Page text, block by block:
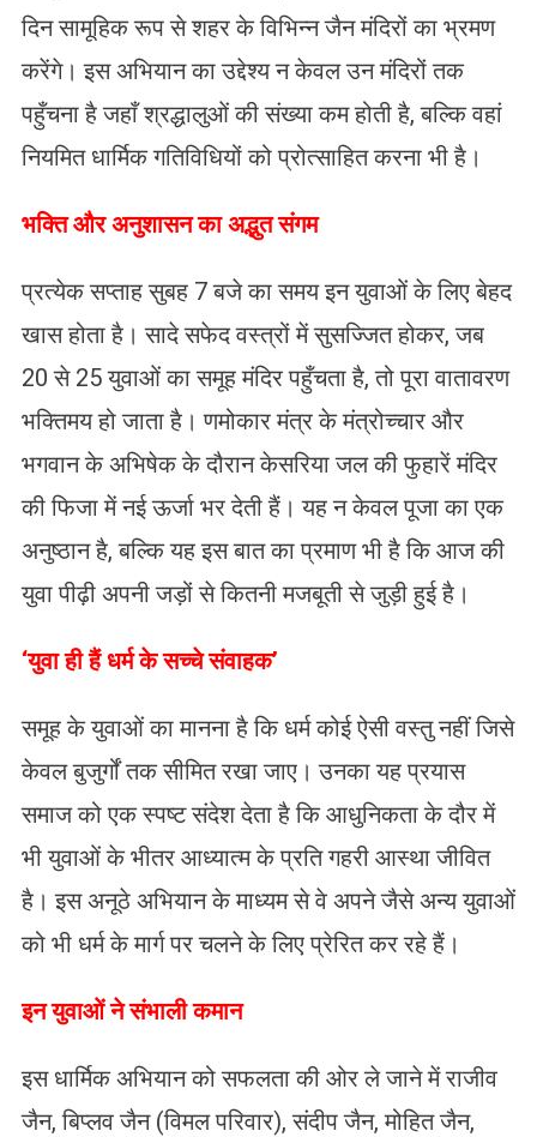
दिन सामूहिक रूप से शहर के विभिन्न जैन मंदिरों का भ्रमण
करेंगे। इस अभियान का उद्देश्य न केवल उन मंदिरों तक
पहुँचना है जहाँ श्रद्धालुओं की संख्या कम होती है, बल्कि वहां
नियमित धार्मिक गतिविधियों को प्रोत्साहित करना भी है।
भक्ति और अनुशासन का अद्भुत संगम
प्रत्येक सप्ताह सुबह 7 बजे का समय इन युवाओं के लिए बेहद
खास होता है। सादे सफेद वस्त्रों में सुसज्जित होकर, जब
20 से 25 युवाओं का समूह मंदिर पहुँचता है, तो पूरा वातावरण
भक्तिमय हो जाता है। णमोकार मंत्र के मंत्रोच्चार और
भगवान के अभिषेक के दौरान केसरिया जल की फुहारें मंदिर
की फिजा में नई ऊर्जा भर देती हैं। यह न केवल पूजा का एक
अनुष्ठान है, बल्कि यह इस बात का प्रमाण भी है कि आज की
युवा पीढ़ी अपनी जड़ों से कितनी मजबूती से जुड़ी हुई है।
‘युवा ही हैं धर्म के सच्चे संवाहक’
समूह के युवाओं का मानना है कि धर्म कोई ऐसी वस्तु नहीं जिसे
केवल बुजुर्गों तक सीमित रखा जाए। उनका यह प्रयास
समाज को एक स्पष्ट संदेश देता है कि आधुनिकता के दौर में
भी युवाओं के भीतर आध्यात्म के प्रति गहरी आस्था जीवित
है। इस अनूठे अभियान के माध्यम से वे अपने जैसे अन्य युवाओं
को भी धर्म के मार्ग पर चलने के लिए प्रेरित कर रहे हैं।
​इन युवाओं ने संभाली कमान
इस धार्मिक अभियान को सफलता की ओर ले जाने में राजीव
जैन, बिप्लव जैन (विमल परिवार), संदीप जैन, मोहित जैन,